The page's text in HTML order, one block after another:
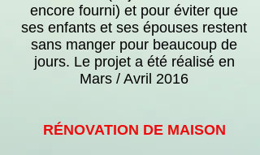
encore fourni) et pour éviter que
ses enfants et ses épouses restent
sans manger pour beaucoup de
jours. Le projet a été réalisé en
Mars / Avril 2016
RÉNOVATION DE MAISON